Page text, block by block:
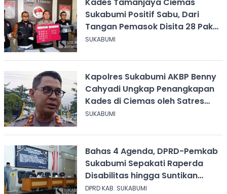
Sukabumi Positif Sabu, Dari
Tangan Pemasok Disita 28 Paket
Narkoba
SUKABUMI
Kapolres Sukabumi AKBP Benny
Cahyadi Ungkap Penangkapan
Kades di Ciemas oleh Satres
Narkoba
SUKABUMI
Bahas 4 Agenda, DPRD-Pemkab
Sukabumi Sepakati Raperda
Disabilitas hingga Suntikan
Modal Perum Pesona Wisata
DPRD KAB. SUKABUMI